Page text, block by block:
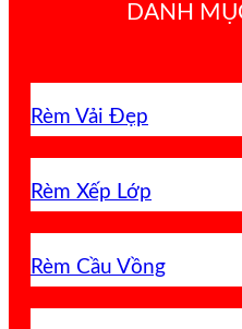
DANH
Rèm Vải Đẹp
Rèm Xếp Lớp
Rèm Cầu Vồng